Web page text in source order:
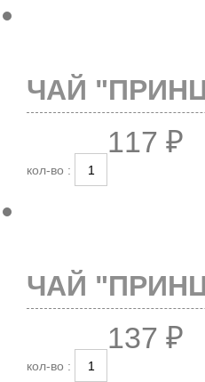
ЧАЙ
117 ₽
кол-во :
ЧАЙ
137 ₽
кол-во :